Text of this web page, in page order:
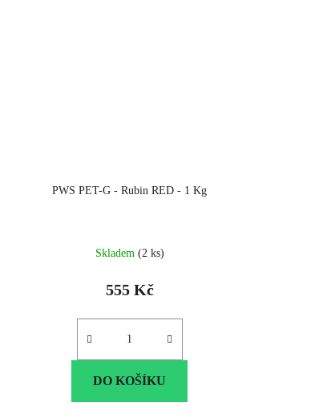
PWS PET-G - Rubin RED - 1 Kg
Skladem (2 ks)
555 Kč
DO KOŠÍKU